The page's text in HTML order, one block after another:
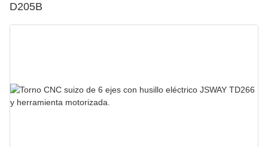
D205B